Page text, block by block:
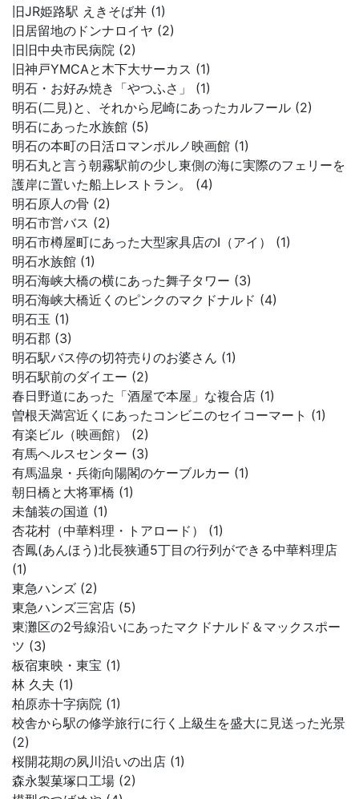
旧JR姫路駅 えきそば丼 (1)
旧居留地のドンナロイヤ (2)
旧旧中央市民病院 (2)
旧神戸YMCAと木下大サーカス (1)
明石・お好み焼き「やつふさ」 (1)
明石(二見)と、それから尼崎にあったカルフール (2)
明石にあった水族館 (5)
明石の本町の日活ロマンポルノ映画館 (1)
明石丸と言う朝霧駅前の少し東側の海に実際のフェリーを
護岸に置いた船上レストラン。 (4)
明石原人の骨 (2)
明石市営バス (2)
明石市樽屋町にあった大型家具店のI（アイ） (1)
明石水族館 (1)
明石海峡大橋の横にあった舞子タワー (3)
明石海峡大橋近くのピンクのマクドナルド (4)
明石玉 (1)
明石郡 (3)
明石駅バス停の切符売りのお婆さん (1)
明石駅前のダイエー (2)
春日野道にあった「酒屋で本屋」な複合店 (1)
曽根天満宮近くにあったコンビニのセイコーマート (1)
有楽ビル（映画館） (2)
有馬ヘルスセンター (3)
有馬温泉・兵衛向陽閣のケーブルカー (1)
朝日橋と大将軍橋 (1)
未舗装の国道 (1)
杏花村（中華料理・トアロード） (1)
杏鳳(あんほう)北長狭通5丁目の行列ができる中華料理店
(1)
東急ハンズ (2)
東急ハンズ三宮店 (5)
東灘区の2号線沿いにあったマクドナルド＆マックスポー
ツ (3)
板宿東映・東宝 (1)
林 久夫 (1)
柏原赤十字病院 (1)
校舎から駅の修学旅行に行く上級生を盛大に見送った光景
(2)
桜開花期の夙川沿いの出店 (1)
森永製菓塚口工場 (2)